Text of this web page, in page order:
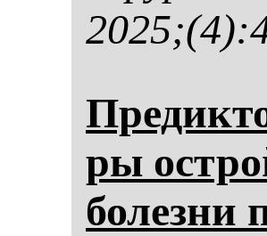
ры
бо­лез­ни